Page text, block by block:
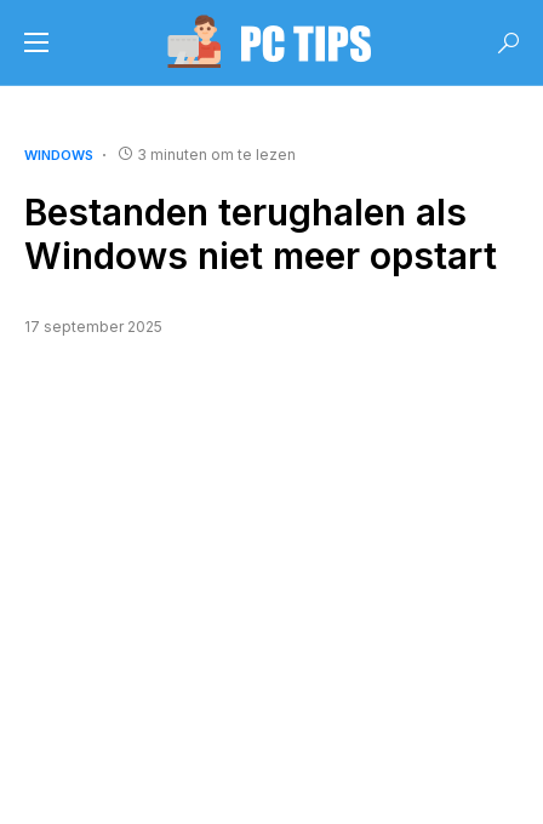
WINDOWS 3 minuten om te lezen
Bestanden terughalen als
Windows niet meer opstart
17 september 2025